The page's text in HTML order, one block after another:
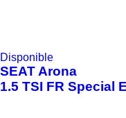
Disponible
SEAT Arona
1.5 TSI FR Special